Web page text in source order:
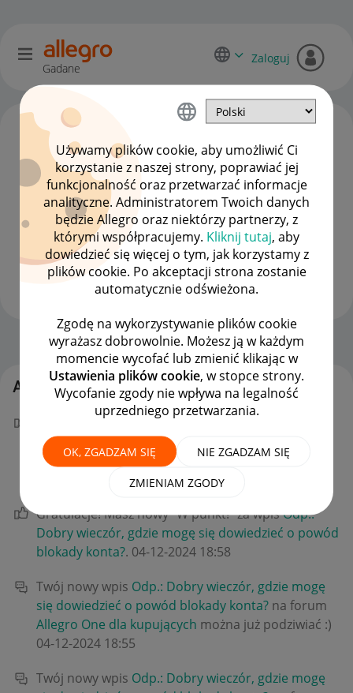
Używamy plików cookie, aby umożliwić Ci
korzystanie z naszej strony, poprawiać jej
funkcjonalność oraz przetwarzać informacje
analityczne. Administratorem Twoich danych
będzie Allegro oraz niektórzy partnerzy, z
którymi współpracujemy. Kliknij tutaj, aby
dowiedzieć się więcej o tym, jak korzystamy z
plików cookie. Po akceptacji strona zostanie
automatycznie odświeżona.
Zgodę na wykorzystywanie plików cookie
wyrażasz dobrowolnie. Możesz ją w każdym
momencie wycofać lub zmienić klikając w
Ustawienia plików cookie, w stopce strony.
Wycofanie zgody nie wpływa na legalność
uprzedniego przetwarzania.
OK, ZGADZAM SIĘ NIE ZGADZAM SIĘ
ZMIENIAM ZGODY
Gadane
Zaloguj
waski28_wawa
#7 Wielbiciel
Strona Główna OPCJE
Aktywność waski28_wawa
Twój "W punkt!" dla la_nika w poście
wieczór, gdzie mogę się dowiedzieć o powód
blokady konta?niesie światu dobro!‎04-12-2024
Gratulacje! Masz nowy "W punkt!" za wpisOdp.:
Dobry wieczór, gdzie mogę się dowiedzieć o powód
blokady konta?. ‎04-12-2024 18:58
Twój nowy wpis Odp.: Dobry wieczór, gdzie mogę
się dowiedzieć o powód blokady konta? na forum
Allegro One dla kupujących można już podziwiać :)
‎04-12-2024 18:55
Twój nowy wpis Odp.: Dobry wieczór, gdzie mogę